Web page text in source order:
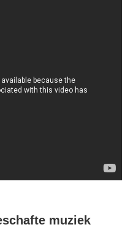
muziek